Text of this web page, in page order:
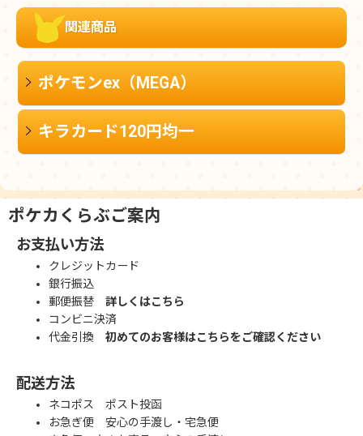
関連商品
ポケモンex（MEGA）
キラカード120円均一
ポケカくらぶご案内
お支払い方法
クレジットカード
銀行振込
郵便振替 詳しくはこちら
コンビニ決済
代金引換 初めてのお客様はこちらをご確認ください
配送方法
ネコポス ポスト投函
お急ぎ便 安心の手渡し・宅急便